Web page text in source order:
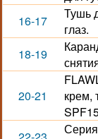
16-17
Тушь
глаз.
18-19
20-21
крем,
Серия